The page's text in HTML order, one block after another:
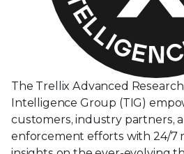
The Trellix Advanced
Intelligence Group (TIG)
customers, industry partners,
enforcement efforts with 24/7